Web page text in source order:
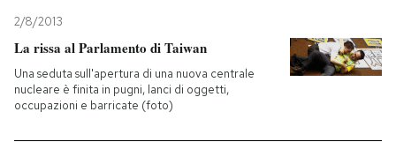
Internet
Scienza
Cultura
Economia
Europa
Altrecose
2/8/2013
La rissa al Parlamento di Taiwan
Una seduta sull'apertura di una nuova centrale
nucleare è finita in pugni, lanci di oggetti,
occupazioni e barricate (foto)